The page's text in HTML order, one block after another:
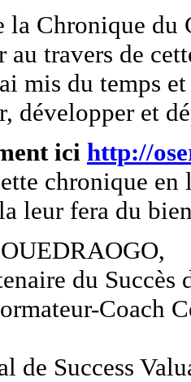
la Chronique du
au travers de
mis du temps
développer et
ici http://
chronique
leur fera du
du Succès
Coach
de Success